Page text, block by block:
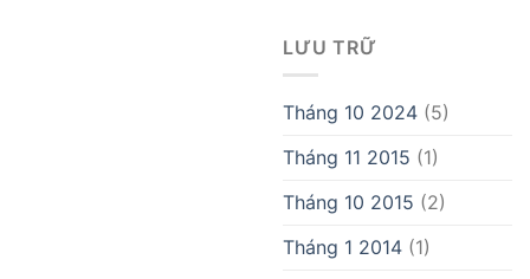
LƯU TRỮ
Tháng 10 2024 (5)
Tháng 11 2015 (1)
Tháng 10 2015 (2)
Tháng 1 2014 (1)